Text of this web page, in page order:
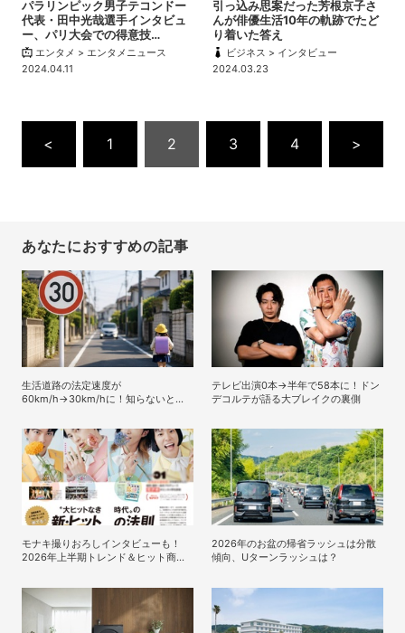
パラリンピック男子テコンドー
代表・田中光哉選手インタビュ
ー、パリ大会での得意技…
エンタメ > エンタメニュース
2024.04.11
引っ込み思案だった芳根京子さ
んが俳優生活10年の軌跡でたど
り着いた答え
ビジネス > インタビュー
2024.03.23
< 1 2 3 4 >
あなたにおすすめの記事
生活道路の法定速度が
60km/h→30km/hに！知らないとヤ
テレビ出演0本→半年で58本に！ドン
デコルテが語る大ブレイクの裏側
モナキ撮りおろしインタビューも！
2026年上半期トレンド＆ヒット商品
2026年のお盆の帰省ラッシュは分散
傾向、Uターンラッシュは？